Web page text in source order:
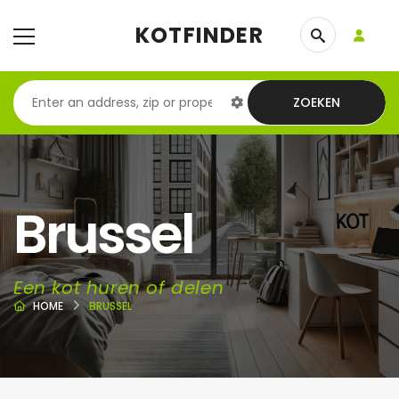
KOTFINDER
ZOEKEN
Brussel
Een kot huren of delen
HOME BRUSSEL